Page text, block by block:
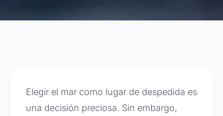
Elegir el mar como lugar de despedida es
una decisión preciosa. Sin embargo,